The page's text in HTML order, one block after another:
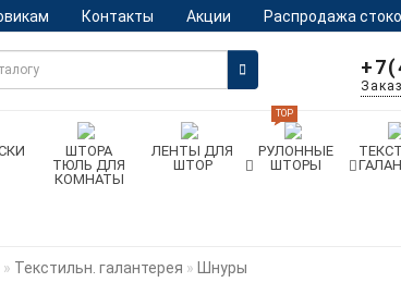
Контакты Акции Распродажа
ШТОРА
ТЮЛЬ ДЛЯ
КОМНАТЫ
ЛЕНТЫ ДЛЯ
ШТОР
РУЛОННЫЕ
ШТОРЫ
TOP
Текстильн. галантерея Шнуры